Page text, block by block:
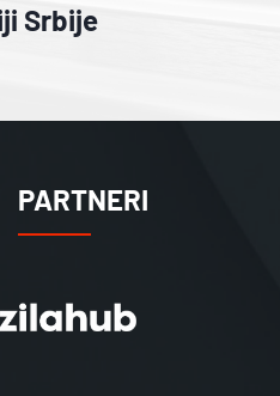
Srbije
PARTNERI